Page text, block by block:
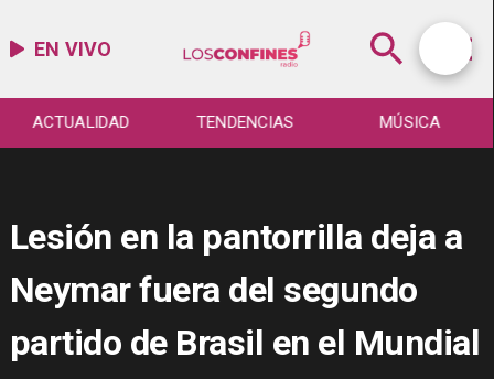
EN VIVO
ACTUALIDAD TENDENCIAS MÚSICA
Lesión en la pantorrilla deja a
Neymar fuera del segundo
partido de Brasil en el Mundial